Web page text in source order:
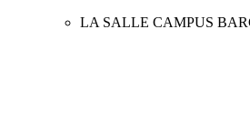
LA SALLE CAMPUS